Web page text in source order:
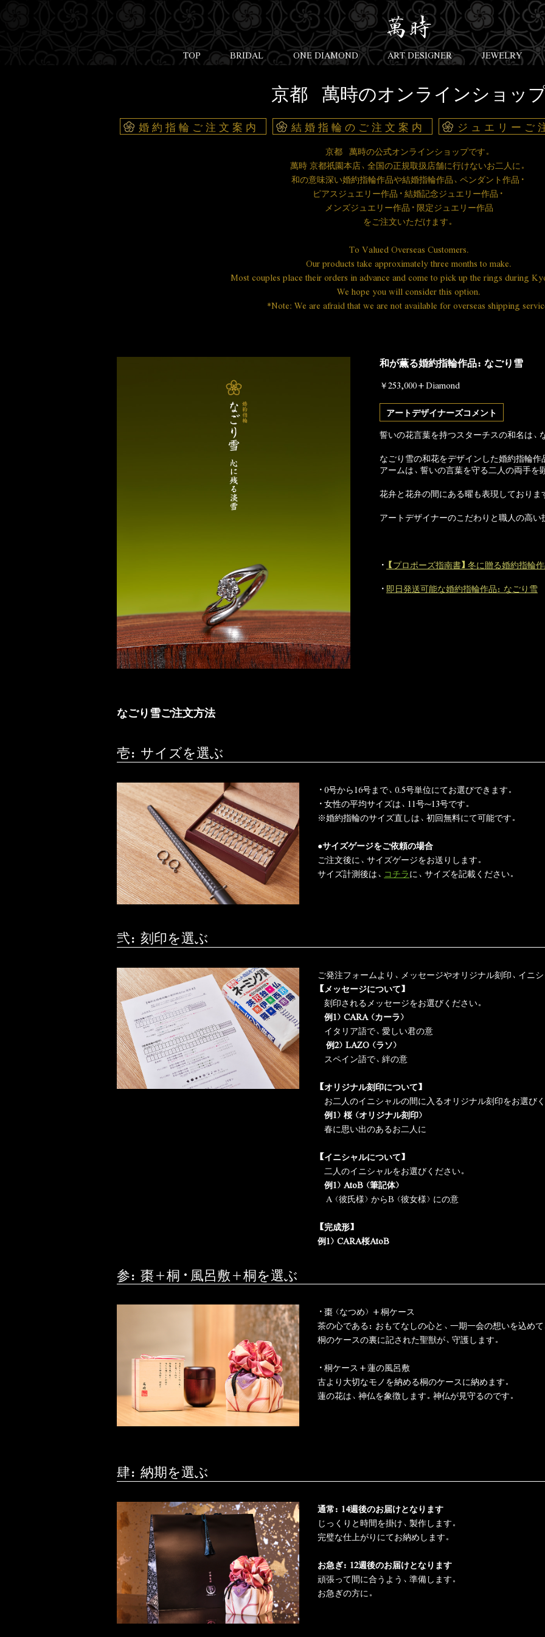
TOP BRIDAL ONE DIAMOND ART DESIGNER JEWELRY
京都 萬時のオンラインショッ
婚約指輪ご注文案内 結婚指輪のご注文案内 ジュエリーご
京都 萬時の公式オンラインショップです。
萬時 京都祇園本店、全国の正規取扱店舗に行けないお二人に。
和の意味深い婚約指輪作品や結婚指輪作品、ペンダント作品・
ピアスジュエリー作品・結婚記念ジュエリー作品・
メンズジュエリー作品・限定ジュエリー作品
をご注文いただけます。
To Valued Overseas Customers.
Our products take approximately three months to make.
Most couples place their orders in advance and come to pick up the rings during
We hope you will consider this option.
*Note: We are afraid that we are not available for overseas shipping
和が薫る婚約指輪作品：なごり雪
￥253,000+Diamond
アートデザイナーズコメント
誓いの花言葉を持つスターチスの和名は、
なごり雪の和花をデザインした婚約指輪作
アームは、誓いの言葉を守る二人の両手を
花弁と花弁の間にある曜も表現しておりま
アートデザイナーのこだわりと職人の高い
・ 【プロポーズ指南書】冬に贈る婚約指輪
・ 即日発送可能な婚約指輪作品：なごり雪
なごり雪ご注文方法
壱：サイズを選ぶ
・0号から16号まで、0.5号単位にてお選びできます。
・女性の平均サイズは、11号～13号です。
※婚約指輪のサイズ直しは、初回無料にて可能です。
●サイズゲージをご依頼の場合
ご注文後に、サイズゲージをお送りします。
サイズ計測後は、 コチラに、サイズを記載ください。
弐：刻印を選ぶ
ご発注フォームより、メッセージやオリジナル刻印、イニシ
【メッセージについて】
刻印されるメッセージをお選びください。
例1）CARA（カーラ）
イタリア語で、愛しい君の意
例2）LAZO（ラソ）
スペイン語で、絆の意
【オリジナル刻印について】
お二人のイニシャルの間に入るオリジナル刻印をお選びく
例1）桜（オリジナル刻印）
春に思い出のあるお二人に
【イニシャルについて】
二人のイニシャルをお選びください。
例1）AtoB（筆記体）
A（彼氏様）からB（彼女様）にの意
【完成形】
例1）CARA桜AtoB
参：棗+桐・風呂敷+桐を選ぶ
・棗（なつめ）+桐ケース
茶の心である：おもてなしの心と、一期一会の想いを込めて
桐のケースの裏に記された聖獣が、守護します。
・桐ケース+蓮の風呂敷
古より大切なモノを納める桐のケースに納めます。
蓮の花は、神仏を象徴します。神仏が見守るのです。
肆：納期を選ぶ
通常：14週後のお届けとなります
じっくりと時間を掛け、製作します。
完璧な仕上がりにてお納めします。
お急ぎ：12週後のお届けとなります
頑張って間に合うよう、準備します。
お急ぎの方に。